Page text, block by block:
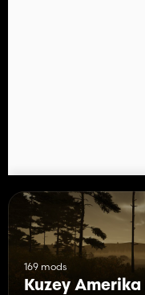
169 mods
Kuzey